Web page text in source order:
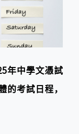
年中學文憑試
的考試日程，